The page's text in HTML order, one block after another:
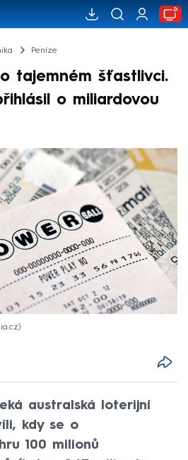
Peníze
tajemném šťastlivci.
o miliardovou
australská loterijní
kdy se o
100 milionů